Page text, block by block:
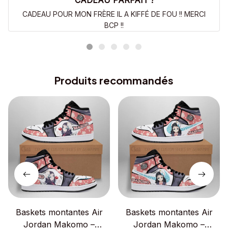
CADEAU POUR MON FRÈRE IL A KIFFÉ DE FOU !! MERCI
BCP !!
Produits recommandés
Baskets montantes Air
Jordan Makomo –
Baskets montantes Air
Jordan Makomo –